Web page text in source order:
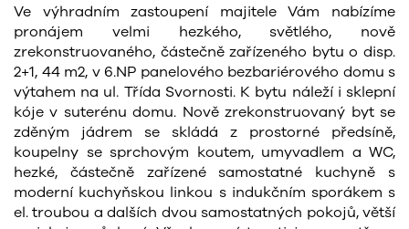
Ve výhradním zastoupení majitele Vám nabízíme
pronájem velmi hezkého, světlého, nově
zrekonstruovaného, částečně zařízeného bytu o disp.
2+1, 44 m2, v 6.NP panelového bezbariérového domu s
výtahem na ul. Třída Svornosti. K bytu náleží i sklepní
kóje v suterénu domu. Nově zrekonstruovaný byt se
zděným jádrem se skládá z prostorné předsíně,
koupelny se sprchovým koutem, umyvadlem a WC,
hezké, částečně zařízené samostatné kuchyně s
moderní kuchyňskou linkou s indukčním sporákem s
el. troubou a dalších dvou samostatných pokojů, větší